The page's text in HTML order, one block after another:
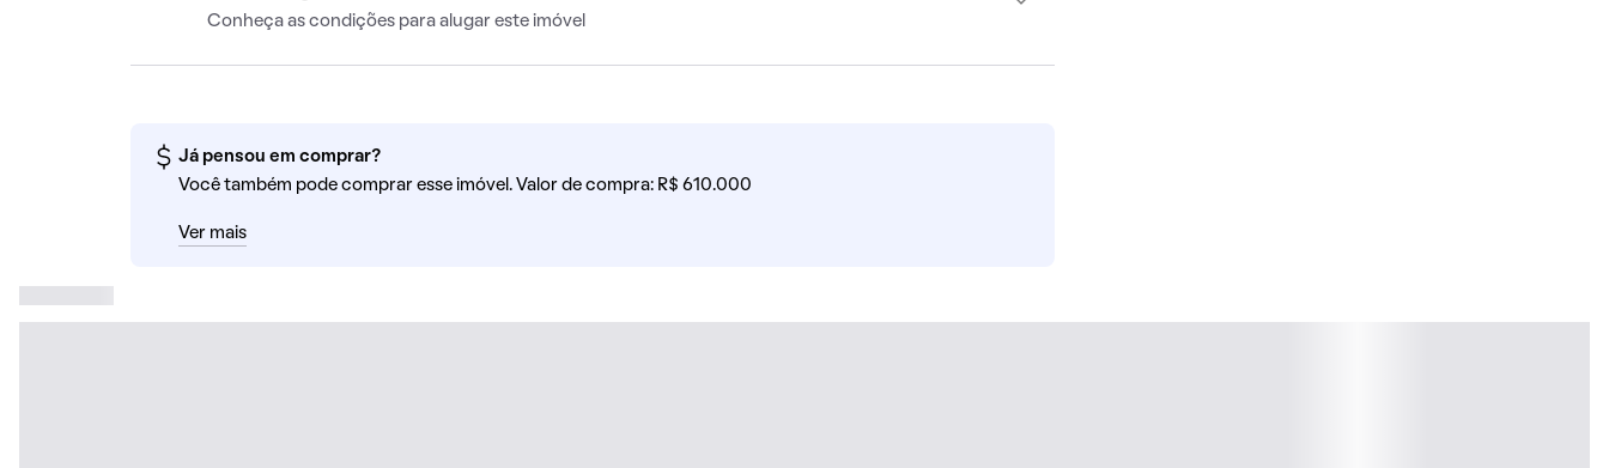
Conheça as condições para alugar este imóvel
Já pensou em comprar?
Você também pode comprar esse imóvel. Valor de compra: R$ 610.000
Ver mais